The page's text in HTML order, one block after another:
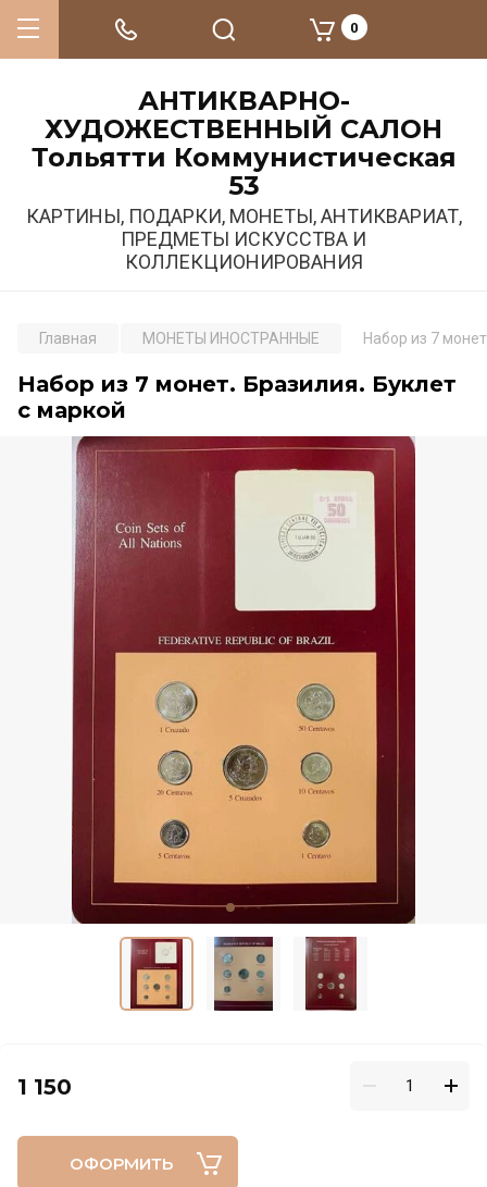
АНТИКВАРНО-
ХУДОЖЕСТВЕННЫЙ САЛОН
Тольятти Коммунистическая
53
КАРТИНЫ, ПОДАРКИ, МОНЕТЫ, АНТИКВАРИАТ,
ПРЕДМЕТЫ ИСКУССТВА И
КОЛЛЕКЦИОНИРОВАНИЯ
0
Главная МОНЕТЫ ИНОСТРАННЫЕ Набор из 7
Набор из 7 монет. Бразилия. Буклет
с маркой
1 150
ОФОРМИТЬ